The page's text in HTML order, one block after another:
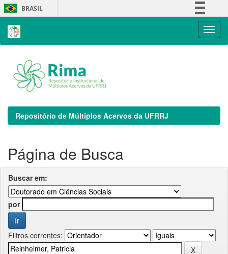
Skip
navigation
BRASIL
Repositório de Múltiplos Acervos da UFRRJ
Página de Busca
Buscar em:
por
Filtros correntes: